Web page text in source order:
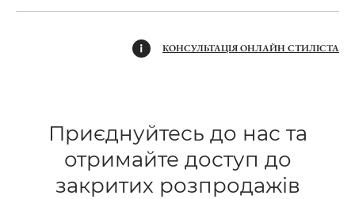
КОНСУЛЬТАЦІЯ ОНЛАЙН СТИЛІСТА
Приєднуйтесь до нас та
отримайте доступ до
закритих розпродажів